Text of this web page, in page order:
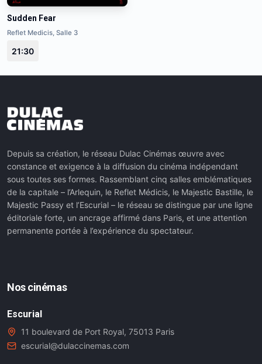
Sudden Fear
Reflet Medicis, Salle 3
21:30
Depuis sa création, le réseau Dulac Cinémas œuvre avec
constance et exigence à la diffusion du cinéma indépendant
sous toutes ses formes. Rassemblant cinq salles emblématiques
de la capitale – l’Arlequin, le Reflet Médicis, le Majestic Bastille, le
Majestic Passy et l’Escurial – le réseau se distingue par une ligne
éditoriale forte, un ancrage affirmé dans Paris, et une attention
permanente portée à l’expérience du spectateur.
Nos cinémas
Escurial
11 boulevard de Port Royal, 75013 Paris
escurial@dulaccinemas.com